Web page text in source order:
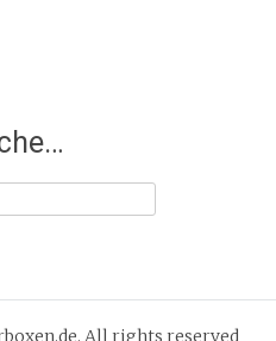
All rights reserved